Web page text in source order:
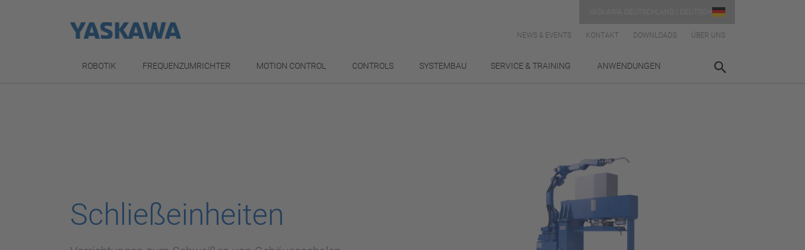
NEWS & EVENTS KONTAKT DOWNLOADS ÜBER UNS
ROBOTIK FREQUENZUMRICHTER MOTION CONTROL CONTROLS SYSTEMBAU SERVICE & TRAINING ANWENDUNGEN
Schließeinheiten